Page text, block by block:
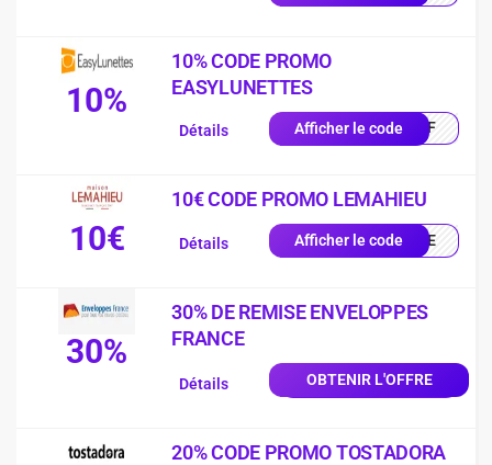
10%
10% CODE PROMO
EASYLUNETTES
Afficher le code0OFF
Détails
10€
10€ CODE PROMO LEMAHIEU
Afficher le codeILLE
Détails
30%
30% DE REMISE ENVELOPPES
FRANCE
OBTENIR L'OFFRE
Détails
20% CODE PROMO TOSTADORA